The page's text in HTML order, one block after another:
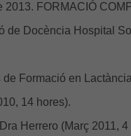
FORMACIÓ
de Docència Hospital
Formació en
14 hores).
Herrero (Març 2011, 4